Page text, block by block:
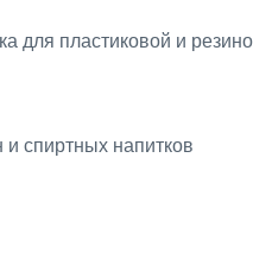
для пластиковой и
спиртных напитков